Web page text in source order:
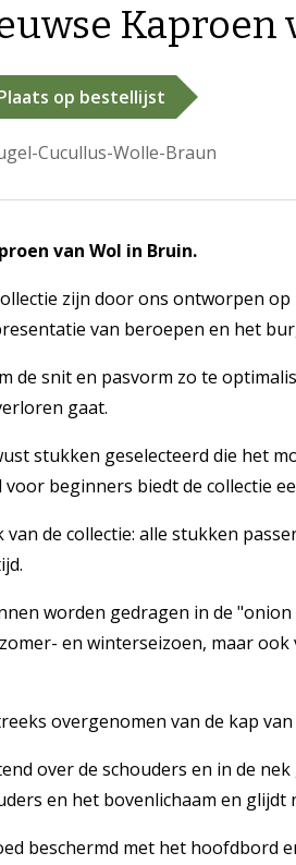
Kaproen
op bestellijst
Cucullus-Wolle-Braun
van Wol in Bruin.
zijn door ons ontworpen
van beroepen en het
de snit en pasvorm zo te
gaat.
stukken geselecteerd die het
beginners biedt de collectie
van de collectie: alle stukken
worden gedragen in de
en winterseizoen, maar
overgenomen van de kap
over de schouders en in de
en het bovenlichaam en glijdt
beschermd met het hoofdbord